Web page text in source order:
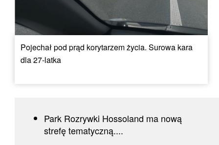
Pojechał pod prąd korytarzem życia. Surowa kara
dla 27-latka
Park Rozrywki Hossoland ma nową
strefę tematyczną....